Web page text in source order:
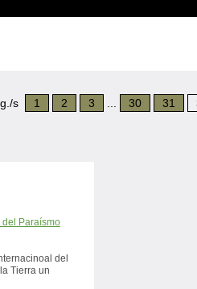
s 1 2 3 30 31
del Paraísmo
del
Tierra un